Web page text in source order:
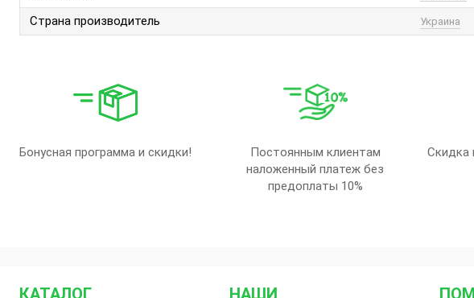
Страна производитель Украина
Бонусная программа и скидки!
Постоянным клиентам
наложенный платеж без
предоплаты 10%
Скидка
КАТАЛОГ
НАШИ